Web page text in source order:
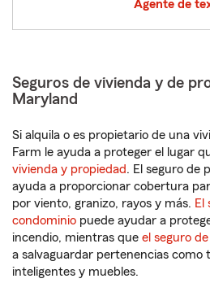
Agente de
Seguros de vivienda y de
Maryland
Si alquila o es propietario de una
Farm le ayuda a proteger el lugar
vivienda y propiedad. El seguro de
ayuda a proporcionar cobertura
por viento, granizo, rayos y más. El
condominio puede ayudar a
incendio, mientras que el seguro
a salvaguardar pertenencias como
inteligentes y muebles.